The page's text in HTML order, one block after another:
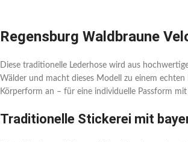
Regensburg Waldbraune
Diese traditionelle Lederhose wird aus
Wälder und macht dieses Modell zu einem
Körperform an – für eine individuelle Passform
Traditionelle Stickerei mit